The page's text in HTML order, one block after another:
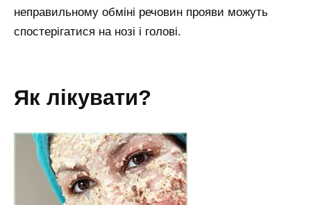
неправильному обміні речовин прояви можуть
спостерігатися на нозі і голові.
як лікувати?